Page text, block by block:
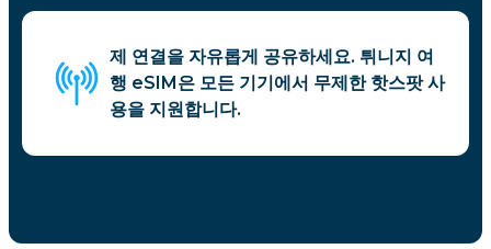
제 연결을 자유롭게 공유하세요. 튀니지 여
행 eSIM은 모든 기기에서 무제한 핫스팟 사
용을 지원합니다.